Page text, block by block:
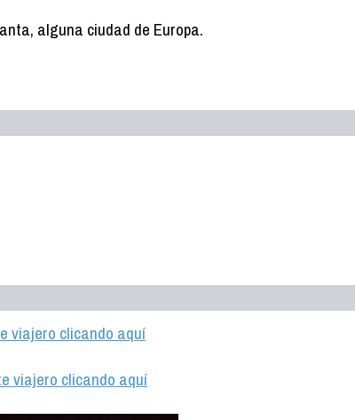
alguna ciudad de Europa.
viajero clicando aquí
viajero clicando aquí